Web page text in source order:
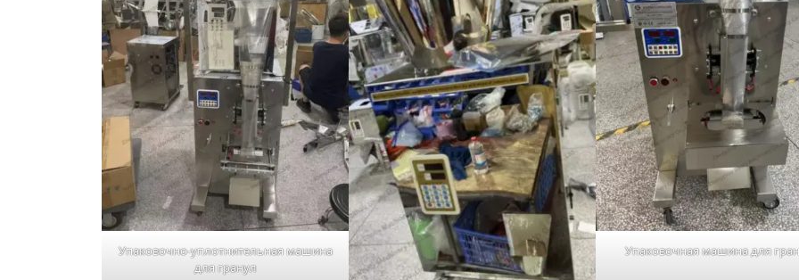
Упаковочно-уплотнительная машина
для гранул
Упаковочная машина для